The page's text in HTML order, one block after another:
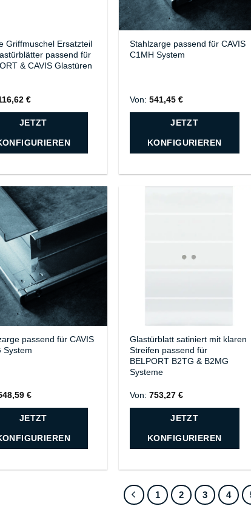
Griffmuschel Ersatzteil
passend für
& CAVIS Glastüren
€
JETZT
Stahlzarge passend für CAVIS
C1MH System
Von: 541,45 €
JETZT
KONFIGURIEREN
passend für CAVIS
System
€
JETZT
Glastürblatt satiniert mit klaren
Streifen passend für
BELPORT B2TG & B2MG
Systeme
Von: 753,27 €
JETZT
KONFIGURIEREN
1 2 3 4